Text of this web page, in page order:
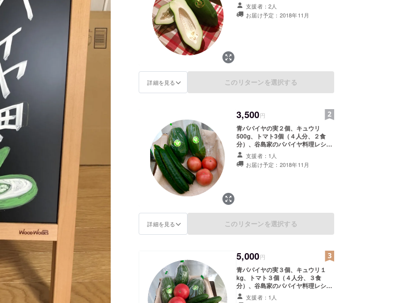
支援者：2人
お届け予定：2018年11月
詳細を見る このリターンを選択する
3,500円
青パパイヤの実２個、キュウリ
500g、トマト3個（４人分、２食
分）、谷島家のパパイヤ料理レシ
ピ・マル秘保存メモ
支援者：1人
お届け予定：2018年11月
詳細を見る このリターンを選択する
5,000円
青パパイヤの実３個、キュウリ１
kg、トマト３個（４人分、３食
分）、谷島家のパパイヤ料理レシ
ピ・マル秘保存メモ
支援者：1人